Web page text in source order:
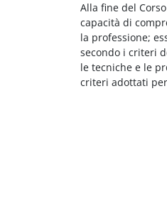
Alla fine del
capacità di
la professione;
secondo i criteri
le tecniche e le
criteri adottati